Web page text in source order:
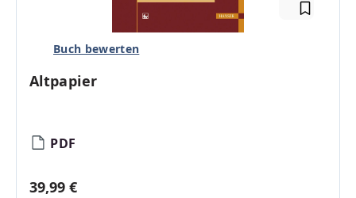
Buch bewerten
Altpapier
PDF
Regulärer Preis:
39,99 €